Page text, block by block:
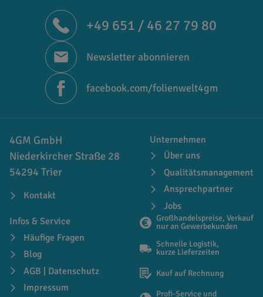
+49 651 / 46 27 79 80
Newsletter abonnieren
facebook.com/folienwelt4gm
4GM GmbH
Niederkircher Straße 28
54294 Trier
Kontakt
Unternehmen
Über uns
Qualitätsmanagement
Ansprechpartner
Jobs
Infos & Service
Häufige Fragen
Blog
AGB | Datenschutz
Impressum
Großhandelspreise, Verkauf
nur an Gewerbekunden
Schnelle Logistik,
kurze Lieferzeiten
Kauf auf Rechnung
Profi-Service und